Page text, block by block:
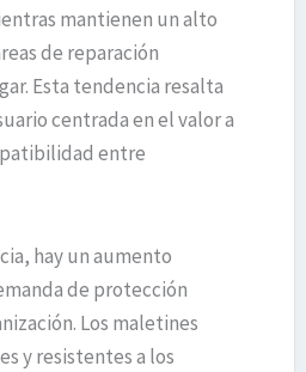
mantienen un alto
de reparación
Esta tendencia resalta
centrada en el valor a
entre
hay un aumento
de protección
Los maletines
y resistentes a los